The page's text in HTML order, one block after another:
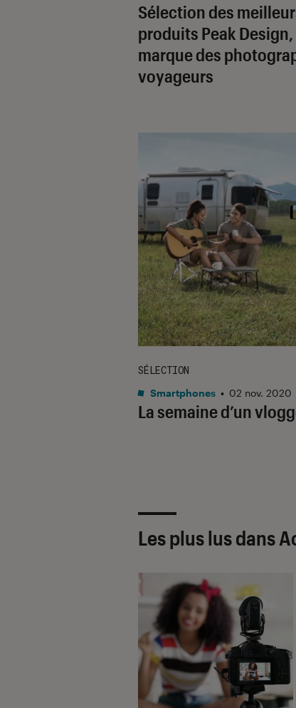
Sélection des
produits Peak Design,
marque des
voyageurs
La semaine d’un
SÉLECTION
Smartphones • 02 nov. 2020
Les plus lus dans